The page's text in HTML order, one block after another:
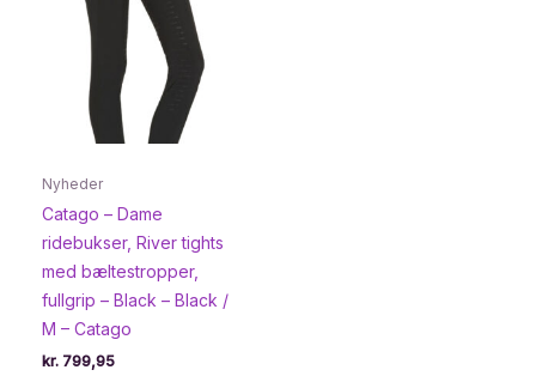
Nyheder
Catago – Dame
ridebukser, River tights
med bæltestropper,
fullgrip – Black – Black /
M – Catago
kr. 799,95